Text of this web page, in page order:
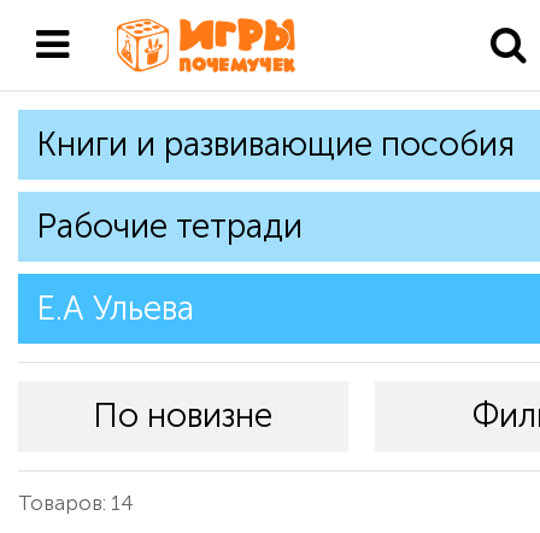
Книги и развивающие пособия
Рабочие тетради
Е.А Ульева
По новизне
Товаров: 14